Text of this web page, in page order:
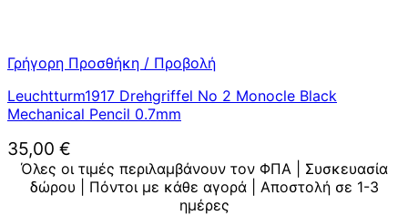
Γρήγορη Προσθήκη / Προβολή
Leuchtturm1917 Drehgriffel No 2 Monocle Black
Mechanical Pencil 0.7mm
35,00 €
Όλες οι τιμές περιλαμβάνουν τον ΦΠΑ | Συσκευασία
δώρου | Πόντοι με κάθε αγορά | Αποστολή σε 1-3
ημέρες